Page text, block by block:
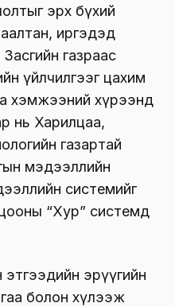
эрх бүхий
иргэдэд
газраас
үйлчилгээг цахим
хэмжээний хүрээнд
нь Харилцаа,
газартай
мэдээллийн
системийг
“Хур” системд
этгээдийн эрүүгийн
болон хүлээж